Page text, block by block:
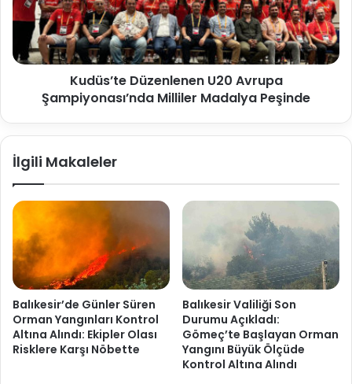
Kudüs’te Düzenlenen U20 Avrupa
Şampiyonası’nda Milliler Madalya Peşinde
İlgili Makaleler
Balıkesir’de Günler Süren
Orman Yangınları Kontrol
Altına Alındı: Ekipler Olası
Risklere Karşı Nöbette
Balıkesir Valiliği Son
Durumu Açıkladı:
Gömeç’te Başlayan Orman
Yangını Büyük Ölçüde
Kontrol Altına Alındı